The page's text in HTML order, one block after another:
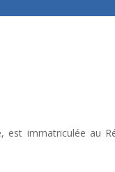
est immatriculée au